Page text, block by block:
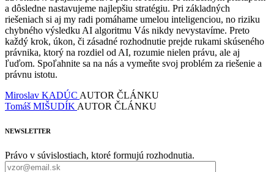
a dôsledne nastavujeme najlepšiu stratégiu. Pri základných
riešeniach si aj my radi pomáhame umelou inteligenciou, no riziku
chybného výsledku AI algoritmu Vás nikdy nevystavíme. Preto
každý krok, úkon, či zásadné rozhodnutie prejde rukami skúseného
právnika, ktorý na rozdiel od AI, rozumie nielen právu, ale aj
ľuďom. Spoľahnite sa na nás a vymeňte svoj problém za riešenie a
právnu istotu.
Miroslav KADÚC AUTOR ČLÁNKU
Tomáš MIŠUDÍK AUTOR ČLÁNKU
NEWSLETTER
Právo v súvislostiach, ktoré formujú rozhodnutia.